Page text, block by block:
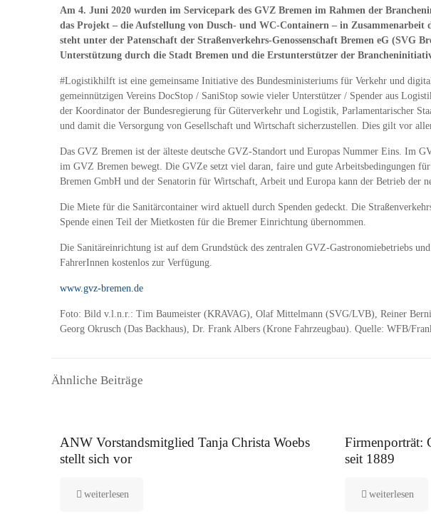
Am 4. Juni 2020 wurden im Servicepark des GVZ Bremen im Rahmen der
das Projekt – die Aufstellung von Dusch- und WC-Containern – in
steht unter der Patenschaft der Straßenverkehrs-Genossenschaft Bremen eG (SVG
Unterstützung durch die Stadt Bremen und die Erstunterstützer der
#Logistikhilft ist eine gemeinsame Initiative des Bundesministeriums für Verkehr und
gemeinnützigen Vereins DocStop / SaniStop sowie vieler Unterstützer / Spender aus
der Koordinator der Bundesregierung für Güterverkehr und Logistik, Parlamentarischer
und damit die Versorgung von Gesellschaft und Wirtschaft sicherzustellen. Dies gilt vor
Das GVZ Bremen ist der älteste deutsche GVZ-Standort und Europas Nummer Eins. Im
im GVZ Bremen bewegt. Die GVZe setzt viel daran, faire und gute Arbeitsbedingungen
Bremen GmbH und der Senatorin für Wirtschaft, Arbeit und Europa kann der Betrieb der
Die Miete für die Sanitärcontainer wird aktuell durch Spenden gedeckt. Die
Spende einen Teil der Mietkosten für die Bremer Einrichtung übernommen.
Die Sanitäreinrichtung ist auf dem Grundstück des zentralen GVZ-Gastronomiebetriebs
FahrerInnen kostenlos zur Verfügung.
www.gvz-bremen.de
Foto: Bild v.l.n.r.: Tim Baumeister (KRAVAG), Olaf Mittelmann (SVG/LVB), Reiner
Georg Okrusch (Das Backhaus), Dr. Frank Albers (Krone Fahrzeugbau). Quelle: WFB/
Ähnliche Beiträge
ANW Vorstandsmitglied Tanja Christa Woebs
stellt sich vor
weiterlesen
Firmenporträt:
seit 1889
weiterlesen